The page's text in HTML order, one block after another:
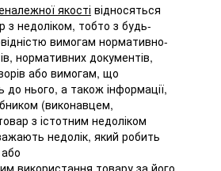
якості відносяться
з недоліком, тобто з будь-
вимогам нормативно-
нормативних документів,
або вимогам, що
до нього, а також інформації,
(виконавцем,
з істотним недоліком
недолік, який робить
використання товару за його